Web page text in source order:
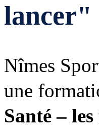
lancer"
Nîmes
une
Santé –